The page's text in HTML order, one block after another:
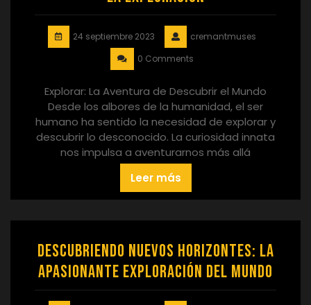
24 septiembre 2023
cremantmuses
0 Comments
Explorar: La Aventura de Descubrir el Mundo
Desde los albores de la humanidad, el ser
humano ha sentido la necesidad de explorar y
descubrir lo desconocido. La curiosidad innata
nos impulsa a aventurarnos más allá
Leer más
Descubriendo nuevos horizontes: La
apasionante exploración del mundo